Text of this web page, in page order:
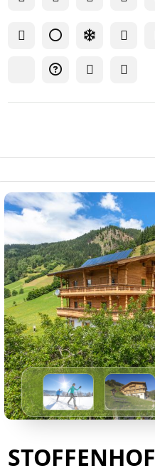
STOFFENHOF